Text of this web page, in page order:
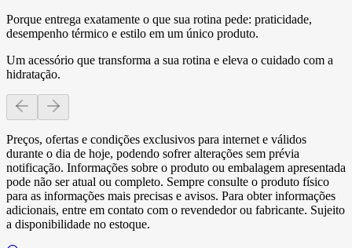
Porque entrega exatamente o que sua rotina pede: praticidade,
desempenho térmico e estilo em um único produto.
Um acessório que transforma a sua rotina e eleva o cuidado com a
hidratação.
Preços, ofertas e condições exclusivos para internet e válidos
durante o dia de hoje, podendo sofrer alterações sem prévia
notificação. Informações sobre o produto ou embalagem apresentada
pode não ser atual ou completo. Sempre consulte o produto físico
para as informações mais precisas e avisos. Para obter informações
adicionais, entre em contato com o revendedor ou fabricante. Sujeito
a disponibilidade no estoque.